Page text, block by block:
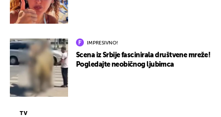
IMPRESIVNO!
Scena iz Srbije fascinirala društvene mreže!
Pogledajte neobičnog ljubimca
TV